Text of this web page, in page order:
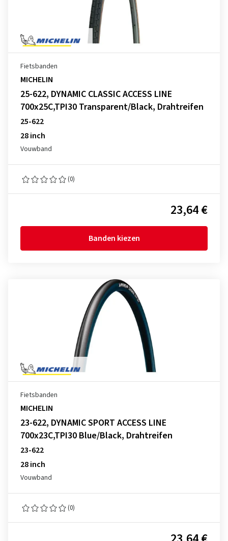
Fietsbanden
MICHELIN
25-622, DYNAMIC CLASSIC ACCESS LINE
700x25C,TPI30 Transparent/Black, Drahtreifen
25-622
28 inch
Vouwband
(0)
23,64 €
Banden kiezen
Fietsbanden
MICHELIN
23-622, DYNAMIC SPORT ACCESS LINE
700x23C,TPI30 Blue/Black, Drahtreifen
23-622
28 inch
Vouwband
(0)